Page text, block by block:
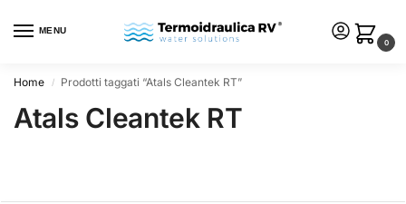
MENU
0
Home / Prodotti taggati “Atals Cleantek RT”
Atals Cleantek RT